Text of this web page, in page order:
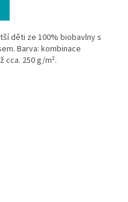
děti ze 100% biobavlny s
Barva: kombinace
cca. 250 g/m².